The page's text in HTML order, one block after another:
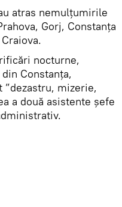
atras nemulțumirile
Gorj, Constanța
nocturne,
Constanța,
mizerie,
a două asistente șefe